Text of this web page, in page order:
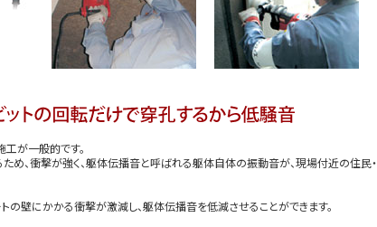
が一般的です。
め、衝撃が強く、躯体伝播音と呼ばれる躯体自体の振動音が、現場付近の住民・
の壁にかかる衝撃が激減し、躯体伝播音を低減させることができます。